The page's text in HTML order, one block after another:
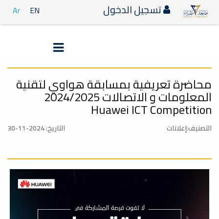
Ar EN تسجيل الدخول
محاضرة تعريفية بمسابقة هواوي لتقنية
المعلومات و الاتصالات 2024/2025
Huawei ICT Competition
التصنيف:إعلانات التاريخ: 2024-11-30